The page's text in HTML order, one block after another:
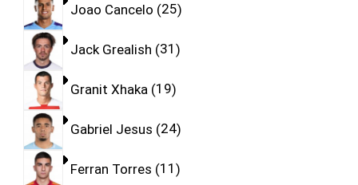
Joao Cancelo 25
Jack Grealish 31
Granit Xhaka 19
Gabriel Jesus 24
Ferran Torres 11